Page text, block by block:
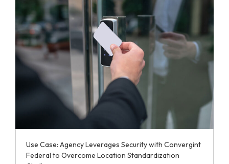
Use Case: Agency Leverages Security with Convergint
Federal to Overcome Location Standardization